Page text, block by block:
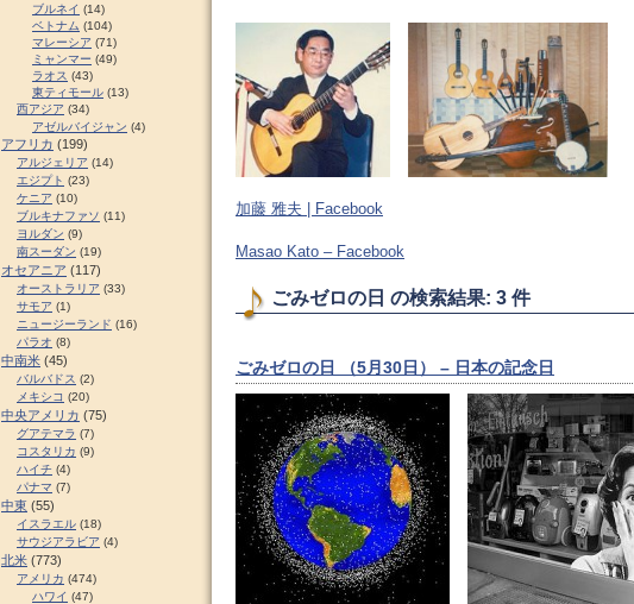
加藤 雅夫 | Facebook
Masao Kato – Facebook
ごみゼロの日 の検索結果: 3 件
ごみゼロの日 （5月30日） – 日本の記念日
ブルネイ (14)
ベトナム (104)
マレーシア (71)
ミャンマー (49)
ラオス (43)
東ティモール (13)
西アジア (34)
アゼルバイジャン (4)
アフリカ (199)
アルジェリア (14)
エジプト (23)
ケニア (10)
ブルキナファソ (11)
ヨルダン (9)
南スーダン (19)
オセアニア (117)
オーストラリア (33)
サモア (1)
ニュージーランド (16)
パラオ (8)
中南米 (45)
バルバドス (2)
メキシコ (20)
中央アメリカ (75)
グアテマラ (7)
コスタリカ (9)
ハイチ (4)
パナマ (7)
中東 (55)
イスラエル (18)
サウジアラビア (4)
北米 (773)
アメリカ (474)
ハワイ (47)